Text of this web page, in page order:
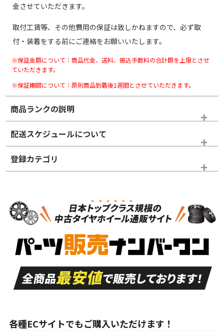
金させていただきます。
取付工賃等、その他費用の保証は致しかねますので、必ず取
付・装着をする前にご連絡をお願いいたします。
※保証金額について：商品代金、送料、振込手数料の合計額を上限とさせ
ていただきます。
※保証期間について：原則商品到着後1週間とさせていただきます。
商品ランクの説明
※商品ランクは出品者の主観により判断しておりますので、あら
かじめご了承ください。
ホイールランク
S
品）
S
新車外し品（新古
付き
A
走行距離も少なく、
目立つ傷もほとんど
ない中古品
A
走行距離も少なく、
非常に状態の良い中
古品
な中古品
んどない中古品
配送スケジュールについて
登録カテゴリ
スタッドレスタイヤのみ
各種ECサイトでもご購入いただけます！